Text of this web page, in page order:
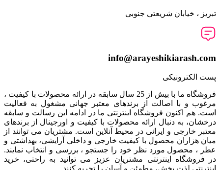
تبریز ، خیابان شریعتی جنوبی
info@arayeshikiarash.com
پست الکترونیکی
فروشگاه ما با بیش از 25 سال سابقه در ارائه محصولات با کيفيت ،
مرغوب و با اصالت از برندهای معتبر جهانی مشغول به فعاليت
است. هم اکنون فروشگاه اینترنتی ما در ادامه اين رسالت و سابقه
درخشان، به دنبال ارائه محصولات با کيفيت و اورجينال از برندهای
معتبر خارجی و ايرانی در محيط آنلاين است. مشتريان می توانند از
ميان هزاران محصول با کيفيت خارجی و داخلی آرایشی، بهداشتی و
عطر ، محصول مورد نظر خود را جستجو ، بررسی و انتخاب نمايند.
در فروشگاه اینترنتی مشتريان عزیز می توانيد به راحتی، خرید